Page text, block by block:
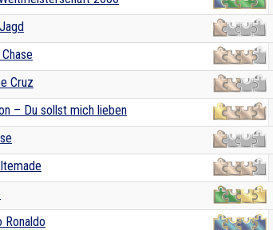
Cruz
– Du sollst mich lieben
Ronaldo